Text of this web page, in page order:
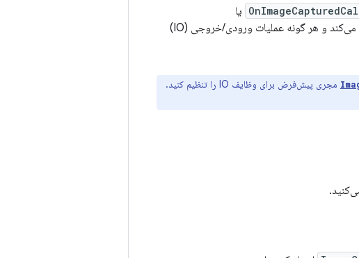
یا
تابع فراخوانی را اجرا می‌کند و هر گونه عملیات ورودی/خروجی (IO)
مجری پیش‌فرض برای وظایف IO را تنظیم کنید.